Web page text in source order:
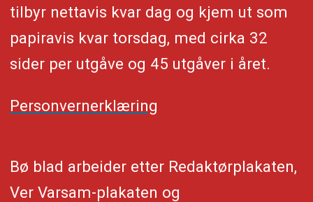
tilbyr nettavis kvar dag og kjem ut som
papiravis kvar torsdag, med cirka 32
sider per utgåve og 45 utgåver i året.
Personvernerklæring
Bø blad arbeider etter Redaktørplakaten,
Ver Varsam-plakaten og